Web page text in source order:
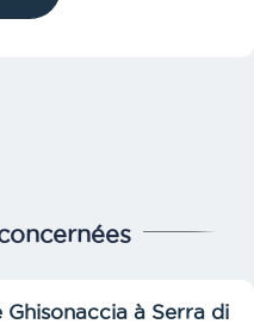
à Serra di